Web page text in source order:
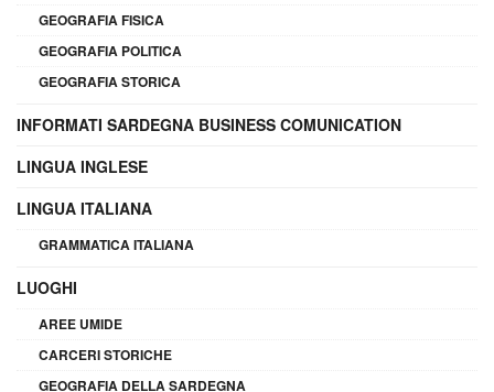
GEOGRAFIA FISICA
GEOGRAFIA POLITICA
GEOGRAFIA STORICA
INFORMATI SARDEGNA BUSINESS COMUNICATION
LINGUA INGLESE
LINGUA ITALIANA
GRAMMATICA ITALIANA
LUOGHI
AREE UMIDE
CARCERI STORICHE
GEOGRAFIA DELLA SARDEGNA